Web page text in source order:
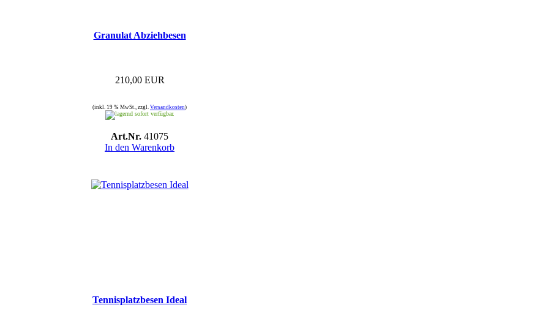
Granulat Abziehbesen
210,00 EUR
(inkl. 19 % MwSt., zzgl. Versandkosten)
sofort verfügbar.
Art.Nr. 41075
In den Warenkorb
Tennisplatzbesen Ideal